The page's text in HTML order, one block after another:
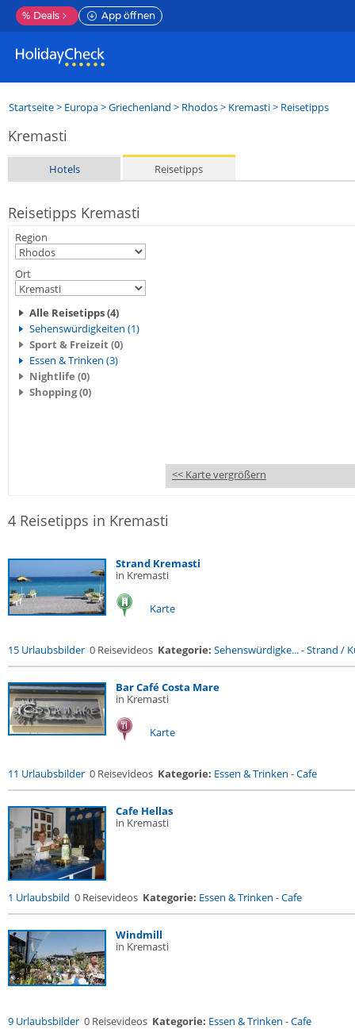
% Deals App öffnen
Startseite> Europa>Griechenland > Rhodos> Kremasti> Reisetipps
Kremasti
Hotels Reisetipps
Reisetipps Kremasti
Region
Ort
Alle Reisetipps (4)
Sehenswürdigkeiten (1)
Sport & Freizeit (0)
Essen & Trinken (3)
Nightlife (0)
Shopping (0)
<< Karte vergrößern
4 Reisetipps in Kremasti
Strand Kremasti
in Kremasti
Karte
15 Urlaubsbilder 0 Reisevideos Kategorie: Sehenswürdigke...-Strand /
Bar Café Costa Mare
in Kremasti
Karte
11 Urlaubsbilder 0 Reisevideos Kategorie: Essen & Trinken -Cafe
Cafe Hellas
in Kremasti
1 Urlaubsbild 0 Reisevideos Kategorie: Essen & Trinken -Cafe
Windmill
in Kremasti
9 Urlaubsbilder 0 Reisevideos Kategorie: Essen & Trinken -Cafe